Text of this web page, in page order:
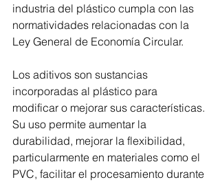
industria del plástico cumpla con las
normatividades relacionadas con la
Ley General de Economía Circular.
Los aditivos son sustancias
incorporadas al plástico para
modificar o mejorar sus características.
Su uso permite aumentar la
durabilidad, mejorar la flexibilidad,
particularmente en materiales como el
PVC, facilitar el procesamiento durante